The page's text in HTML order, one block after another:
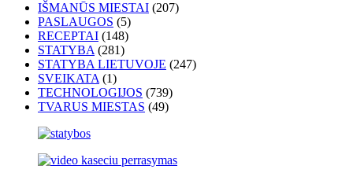
IŠMANŪS MIESTAI (207)
PASLAUGOS (5)
RECEPTAI (148)
STATYBA (281)
STATYBA LIETUVOJE (247)
SVEIKATA (1)
TECHNOLOGIJOS (739)
TVARUS MIESTAS (49)